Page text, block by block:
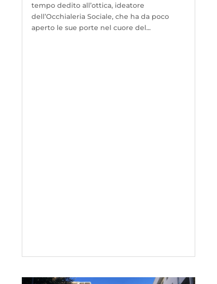
tempo dedito all’ottica, ideatore
dell’Occhialeria Sociale, che ha da poco
aperto le sue porte nel cuore del...